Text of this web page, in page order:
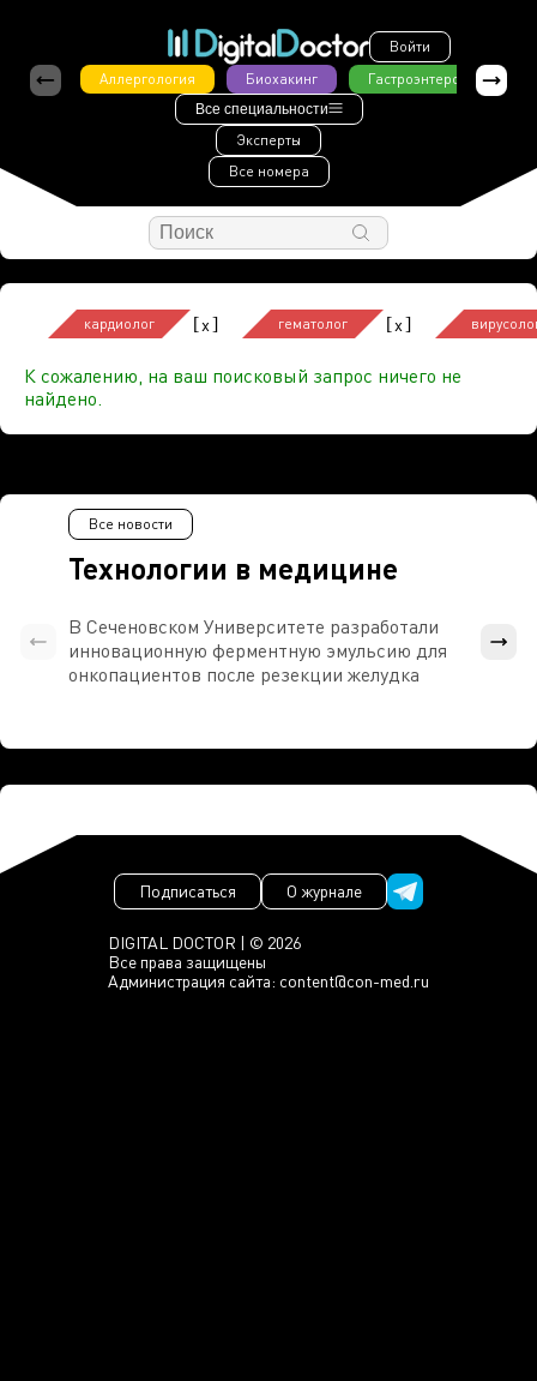
Войти
Аллергология
Биохакинг Гастроэнтерология
Все специальности
Эксперты
Все номера
кардиолог [x] гематолог [x]
К сожалению, на ваш поисковый запрос ничего не
найдено.
Технологии в медицине
Все новости
В Сеченовском Университете разработали
инновационную ферментную эмульсию для
онкопациентов после резекции желудка
DIGITAL DOCTOR | © 2026
Все права защищены
Администрация сайта: content@con-med.ru
Подписаться О журнале